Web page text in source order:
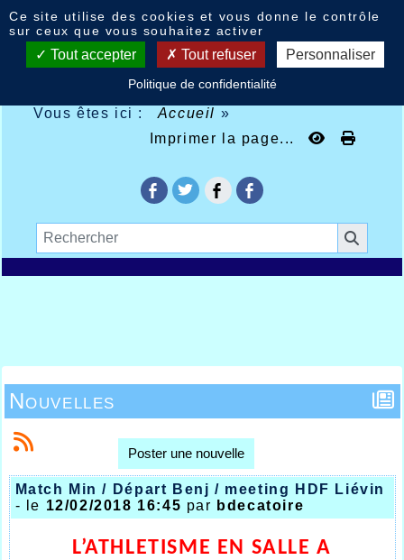
Vous êtes ici : Accueil »
Imprimer la page...
Nouvelles
Poster une nouvelle
Match Min / Départ Benj / meeting HDF Liévin
- le 12/02/2018 16:45 par bdecatoire
L’ATHLETISME EN SALLE A
Ce site utilise des cookies et vous donne le contrôle
sur ceux que vous souhaitez activer
Tout accepter Tout refuser Personnaliser
Politique de confidentialité